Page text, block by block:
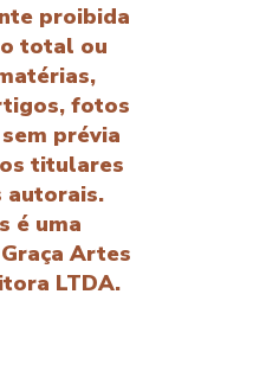
proibida
total ou
fotos
prévia
titulares
autorais.
é uma
Artes
LTDA.